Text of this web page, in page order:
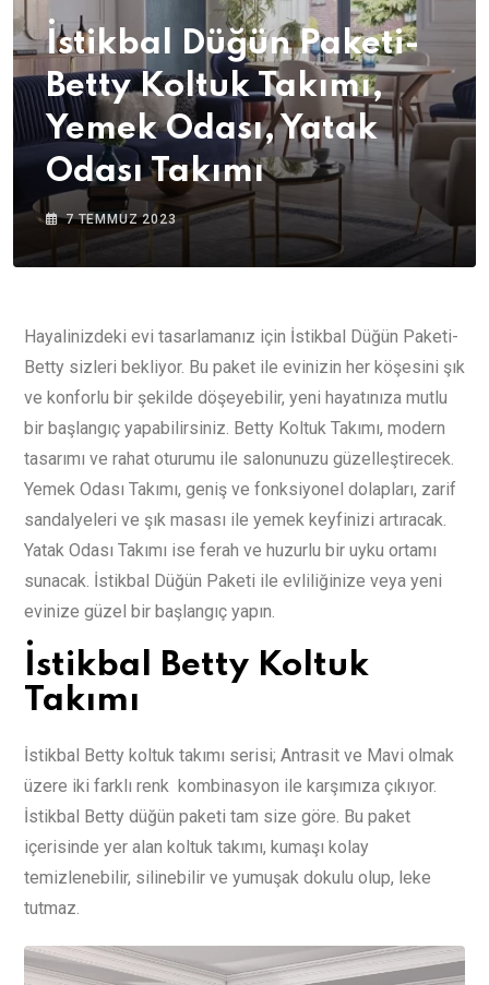
İstikbal Düğün Paketi-
Betty Koltuk Takımı,
Yemek Odası, Yatak
Odası Takımı
7 TEMMUZ 2023
Hayalinizdeki evi tasarlamanız için İstikbal Düğün Paketi-
Betty sizleri bekliyor. Bu paket ile evinizin her köşesini şık
ve konforlu bir şekilde döşeyebilir, yeni hayatınıza mutlu
bir başlangıç yapabilirsiniz. Betty Koltuk Takımı, modern
tasarımı ve rahat oturumu ile salonunuzu güzelleştirecek.
Yemek Odası Takımı, geniş ve fonksiyonel dolapları, zarif
sandalyeleri ve şık masası ile yemek keyfinizi artıracak.
Yatak Odası Takımı ise ferah ve huzurlu bir uyku ortamı
sunacak. İstikbal Düğün Paketi ile evliliğinize veya yeni
evinize güzel bir başlangıç yapın.
İstikbal Betty Koltuk
Takımı
İstikbal Betty koltuk takımı serisi; Antrasit ve Mavi olmak
üzere iki farklı renk kombinasyon ile karşımıza çıkıyor.
İstikbal Betty düğün paketi tam size göre. Bu paket
içerisinde yer alan koltuk takımı, kumaşı kolay
temizlenebilir, silinebilir ve yumuşak dokulu olup, leke
tutmaz.